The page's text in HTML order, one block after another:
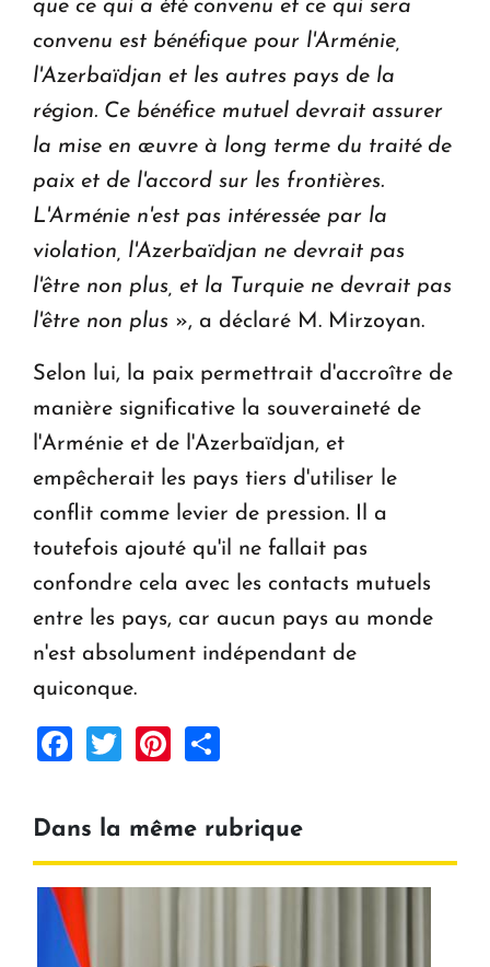
que ce qui a été convenu et ce qui sera
convenu est bénéfique pour l'Arménie,
l'Azerbaïdjan et les autres pays de la
région. Ce bénéfice mutuel devrait assurer
la mise en œuvre à long terme du traité de
paix et de l'accord sur les frontières.
L'Arménie n'est pas intéressée par la
violation, l'Azerbaïdjan ne devrait pas
l'être non plus, et la Turquie ne devrait pas
l'être non plus », a déclaré M. Mirzoyan.
Selon lui, la paix permettrait d'accroître de
manière significative la souveraineté de
l'Arménie et de l'Azerbaïdjan, et
empêcherait les pays tiers d'utiliser le
conflit comme levier de pression. Il a
toutefois ajouté qu'il ne fallait pas
confondre cela avec les contacts mutuels
entre les pays, car aucun pays au monde
n'est absolument indépendant de
quiconque.
Facebook
TwitterPinterest
Dans la même rubrique